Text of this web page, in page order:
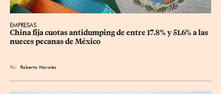
EMPRESAS
China fija cuotas antidumping de entre 17.8% y 51.6% a las
nueces pecanas de México
Por Roberto Morales